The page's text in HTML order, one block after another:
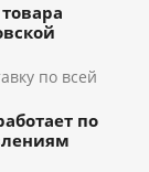
по всей
по